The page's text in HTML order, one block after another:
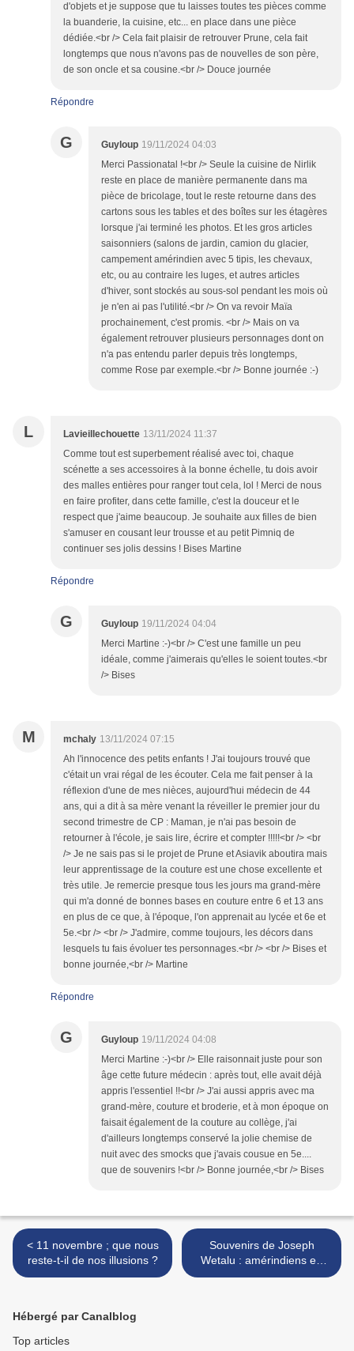
d'objets et je suppose que tu laisses toutes tes pièces comme
la buanderie, la cuisine, etc... en place dans une pièce
dédiée.<br /> Cela fait plaisir de retrouver Prune, cela fait
longtemps que nous n'avons pas de nouvelles de son père,
de son oncle et sa cousine.<br /> Douce journée
Répondre
G Guyloup 19/11/2024 04:03
Merci Passionatal !<br /> Seule la cuisine de Nirlik
reste en place de manière permanente dans ma
pièce de bricolage, tout le reste retourne dans des
cartons sous les tables et des boîtes sur les étagères
lorsque j'ai terminé les photos. Et les gros articles
saisonniers (salons de jardin, camion du glacier,
campement amérindien avec 5 tipis, les chevaux,
etc, ou au contraire les luges, et autres articles
d'hiver, sont stockés au sous-sol pendant les mois où
je n'en ai pas l'utilité.<br /> On va revoir Maïa
prochainement, c'est promis. <br /> Mais on va
également retrouver plusieurs personnages dont on
n'a pas entendu parler depuis très longtemps,
comme Rose par exemple.<br /> Bonne journée :-)
L Lavieillechouette 13/11/2024 11:37
Comme tout est superbement réalisé avec toi, chaque
scénette a ses accessoires à la bonne échelle, tu dois avoir
des malles entières pour ranger tout cela, lol ! Merci de nous
en faire profiter, dans cette famille, c'est la douceur et le
respect que j'aime beaucoup. Je souhaite aux filles de bien
s'amuser en cousant leur trousse et au petit Pimniq de
continuer ses jolis dessins ! Bises Martine
Répondre
G Guyloup 19/11/2024 04:04
Merci Martine :-)<br /> C'est une famille un peu
idéale, comme j'aimerais qu'elles le soient toutes.<br
/> Bises
M mchaly 13/11/2024 07:15
Ah l'innocence des petits enfants ! J'ai toujours trouvé que
c'était un vrai régal de les écouter. Cela me fait penser à la
réflexion d'une de mes nièces, aujourd'hui médecin de 44
ans, qui a dit à sa mère venant la réveiller le premier jour du
second trimestre de CP : Maman, je n'ai pas besoin de
retourner à l'école, je sais lire, écrire et compter !!!!!<br /> <br
/> Je ne sais pas si le projet de Prune et Asiavik aboutira mais
leur apprentissage de la couture est une chose excellente et
très utile. Je remercie presque tous les jours ma grand-mère
qui m'a donné de bonnes bases en couture entre 6 et 13 ans
en plus de ce que, à l'époque, l'on apprenait au lycée et 6e et
5e.<br /> <br /> J'admire, comme toujours, les décors dans
lesquels tu fais évoluer tes personnages.<br /> <br /> Bises et
bonne journée,<br /> Martine
Répondre
G Guyloup 19/11/2024 04:08
Merci Martine :-)<br /> Elle raisonnait juste pour son
âge cette future médecin : après tout, elle avait déjà
appris l'essentiel !!<br /> J'ai aussi appris avec ma
grand-mère, couture et broderie, et à mon époque on
faisait également de la couture au collège, j'ai
d'ailleurs longtemps conservé la jolie chemise de
nuit avec des smocks que j'avais cousue en 5e....
que de souvenirs !<br /> Bonne journée,<br /> Bises
< 11 novembre ; que nous
reste-t-il de nos illusions ?
Souvenirs de Joseph
Wetalu : amérindiens en
automne >
Hébergé par Canalblog
Top articles